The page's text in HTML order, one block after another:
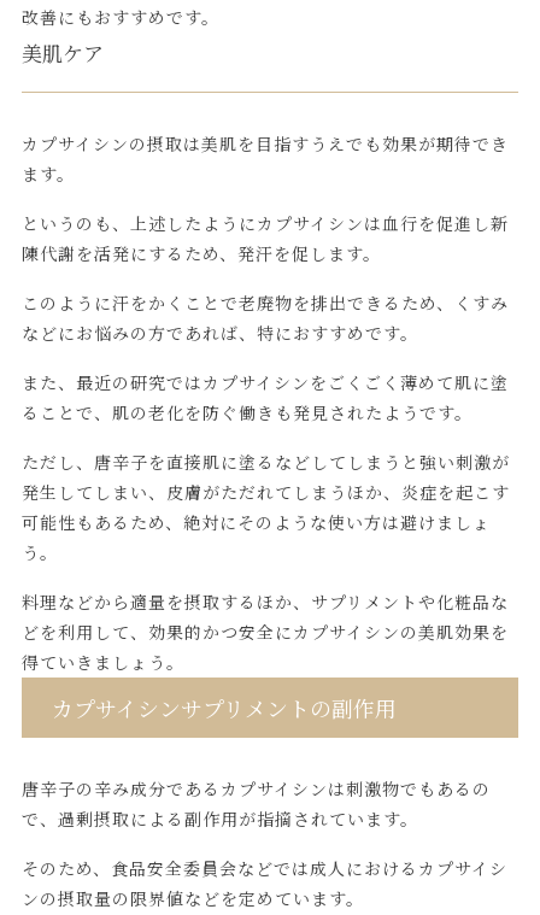
改善にもおすすめです。
美肌ケア
カプサイシンの摂取は美肌を目指すうえでも効果が期待でき
ます。
というのも、上述したようにカプサイシンは血行を促進し新
陳代謝を活発にするため、発汗を促します。
このように汗をかくことで老廃物を排出できるため、くすみ
などにお悩みの方であれば、特におすすめです。
また、最近の研究ではカプサイシンをごくごく薄めて肌に塗
ることで、肌の老化を防ぐ働きも発見されたようです。
ただし、唐辛子を直接肌に塗るなどしてしまうと強い刺激が
発生してしまい、皮膚がただれてしまうほか、炎症を起こす
可能性もあるため、絶対にそのような使い方は避けましょ
う。
料理などから適量を摂取するほか、サプリメントや化粧品な
どを利用して、効果的かつ安全にカプサイシンの美肌効果を
得ていきましょう。
カプサイシンサプリメントの副作用
唐辛子の辛み成分であるカプサイシンは刺激物でもあるの
で、過剰摂取による副作用が指摘されています。
そのため、食品安全委員会などでは成人におけるカプサイシ
ンの摂取量の限界値などを定めています。